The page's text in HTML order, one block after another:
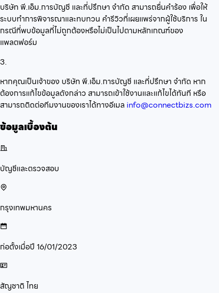
บริษัท พี.เอ็ม.การบัญชี และที่ปรึกษา จำกัด สามารถยื่นคำร้อง เพื่อให้
ระบบทำการพิจารณาและทบทวน คำรีวิวที่เผยแพร่จากผู้ใช้บริการ ใน
กรณีที่พบข้อมูลที่ไม่ถูกต้องหรือไม่เป็นไปตามหลักเกณฑ์ของ
แพลตฟอร์ม
3.
หากคุณเป็นเจ้าของ บริษัท พี.เอ็ม.การบัญชี และที่ปรึกษา จำกัด หาก
ต้องการแก้ไขข้อมูลดังกล่าว สามารถเข้าใช้งานและแก้ไขได้ทันที หรือ
สามารถติดต่อทีมงานของเราได้ทางอีเมล info@connectbizs.com
ข้อมูลเบื้องต้น
บัญชีและตรวจสอบ
กรุงเทพมหานคร
ก่อตั้งเมื่อปี 16/01/2023
สัญชาติ ไทย